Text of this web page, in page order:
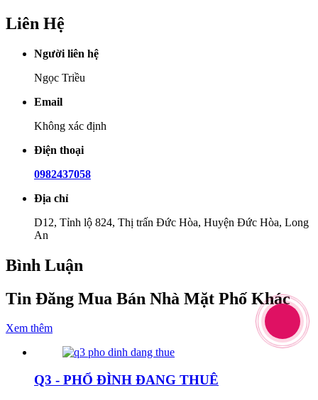
Liên Hệ
Người liên hệ
Ngọc Triều
Email
Không xác định
Điện thoại
0982437058
Địa chỉ
D12, Tỉnh lộ 824, Thị trấn Đức Hòa, Huyện Đức Hòa, Long
An
Bình Luận
Tin Đăng Mua Bán Nhà Mặt Phố Khác
Xem thêm
Q3 - PHỔ ĐÌNH ĐANG THUÊ